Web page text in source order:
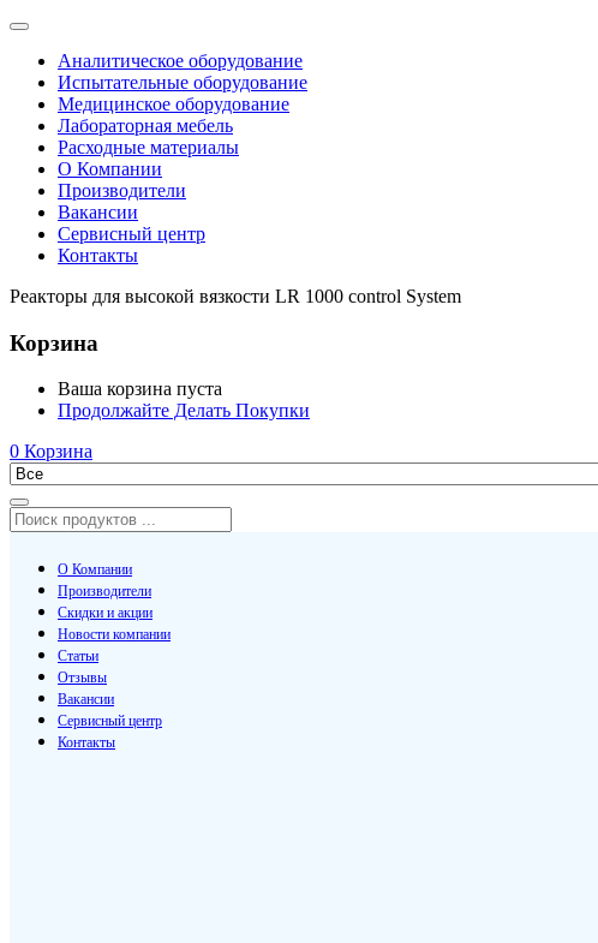
Аналитическое оборудование
Испытательные оборудование
Медицинское оборудование
Лабораторная мебель
Расходные материалы
О Компании
Производители
Вакансии
Сервисный центр
Контакты
Реакторы для высокой вязкости LR 1000 control System
Корзина
Ваша корзина пуста
Продолжайте Делать Покупки
0 Корзина
О Компании
Производители
Скидки и акции
Новости компании
Статьи
Отзывы
Вакансии
Сервисный центр
Контакты